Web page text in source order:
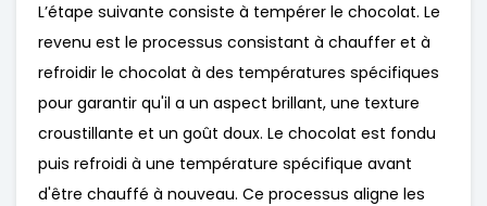
L’étape suivante consiste à tempérer le chocolat. Le
revenu est le processus consistant à chauffer et à
refroidir le chocolat à des températures spécifiques
pour garantir qu'il a un aspect brillant, une texture
croustillante et un goût doux. Le chocolat est fondu
puis refroidi à une température spécifique avant
d'être chauffé à nouveau. Ce processus aligne les